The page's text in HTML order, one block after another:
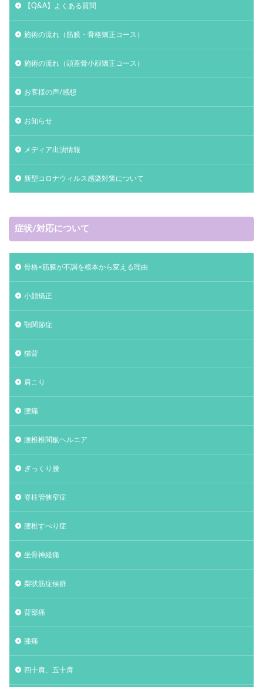
【Q&A】よくある質問
施術の流れ（筋膜・骨格矯正コース）
施術の流れ（頭蓋骨小顔矯正コース）
お客様の声/感想
お知らせ
メディア出演情報
新型コロナウィルス感染対策について
症状/対応について
骨格×筋膜が不調を根本から変える理由
小顔矯正
顎関節症
猫背
肩こり
腰痛
腰椎椎間板ヘルニア
ぎっくり腰
脊柱管狭窄症
腰椎すべり症
坐骨神経痛
梨状筋症候群
背部痛
膝痛
四十肩、五十肩